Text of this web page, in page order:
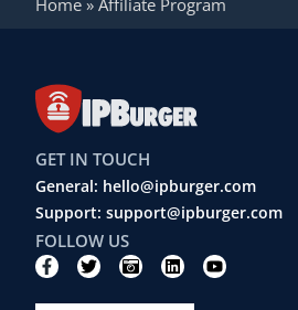
GET IN TOUCH
General: hello@ipburger.com
Support: support@ipburger.com
FOLLOW US
F
a
T
w
C
a
L
i
Y
o